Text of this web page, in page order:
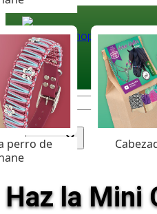
Coloured
Surtido
perro de
Haz la Mini